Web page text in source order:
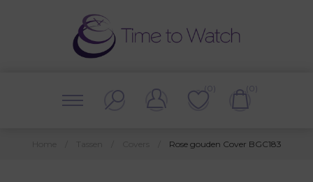
(0) (0)
Rose gouden Cover BGC183